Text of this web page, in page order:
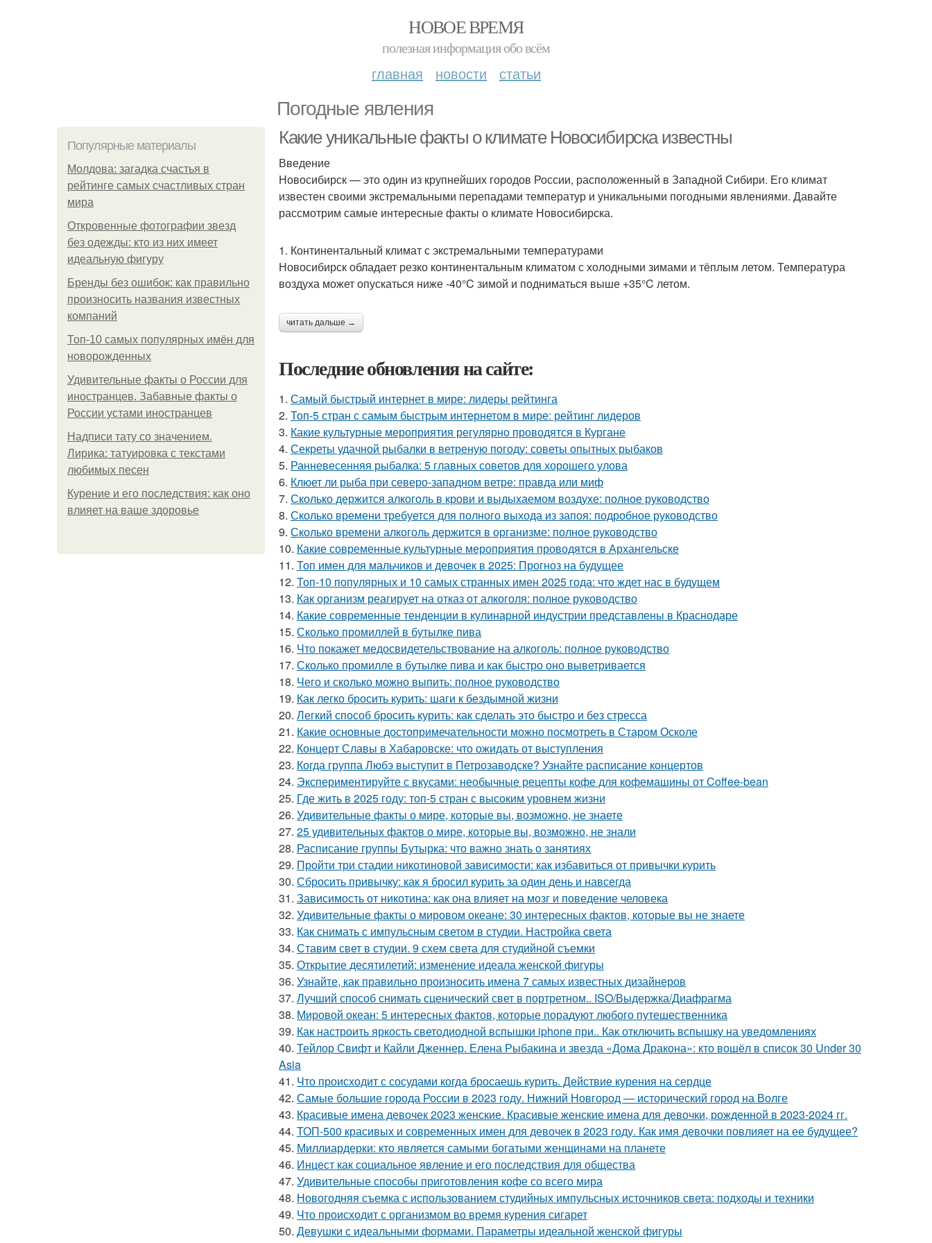
НОВОЕ ВРЕМЯ
полезная информация обо всём
главная новости статьи
Погодные явления
Популярные материалы
Молдова: загадка счастья в
рейтинге самых счастливых стран
мира
Откровенные фотографии звезд
без одежды: кто из них имеет
идеальную фигуру
Бренды без ошибок: как правильно
произносить названия известных
компаний
Топ-10 самых популярных имён для
новорожденных
Удивительные факты о России для
иностранцев. Забавные факты о
России устами иностранцев
Надписи тату со значением.
Лирика: татуировка с текстами
любимых песен
Курение и его последствия: как оно
влияет на ваше здоровье
Какие уникальные факты о климате Новосибирска известны
Введение
Новосибирск — это один из крупнейших городов России, расположенный в Западной Сибири. Его климат
известен своими экстремальными перепадами температур и уникальными погодными явлениями. Давайте
рассмотрим самые интересные факты о климате Новосибирска.
1. Континентальный климат с экстремальными температурами
Новосибирск обладает резко континентальным климатом с холодными зимами и тёплым летом. Температура
воздуха может опускаться ниже -40°C зимой и подниматься выше +35°C летом.
читать дальше →
Последние обновления на сайте:
1. Самый быстрый интернет в мире: лидеры рейтинга
2. Топ-5 стран с самым быстрым интернетом в мире: рейтинг лидеров
3. Какие культурные мероприятия регулярно проводятся в Кургане
4. Секреты удачной рыбалки в ветреную погоду: советы опытных рыбаков
5. Ранневесенняя рыбалка: 5 главных советов для хорошего улова
6. Клюет ли рыба при северо-западном ветре: правда или миф
7. Сколько держится алкоголь в крови и выдыхаемом воздухе: полное руководство
8. Сколько времени требуется для полного выхода из запоя: подробное руководство
9. Сколько времени алкоголь держится в организме: полное руководство
10. Какие современные культурные мероприятия проводятся в Архангельске
11. Топ имен для мальчиков и девочек в 2025: Прогноз на будущее
12. Топ-10 популярных и 10 самых странных имен 2025 года: что ждет нас в будущем
13. Как организм реагирует на отказ от алкоголя: полное руководство
14. Какие современные тенденции в кулинарной индустрии представлены в Краснодаре
15. Сколько промиллей в бутылке пива
16. Что покажет медосвидетельствование на алкоголь: полное руководство
17. Сколько промилле в бутылке пива и как быстро оно выветривается
18. Чего и сколько можно выпить: полное руководство
19. Как легко бросить курить: шаги к бездымной жизни
20. Легкий способ бросить курить: как сделать это быстро и без стресса
21. Какие основные достопримечательности можно посмотреть в Старом Осколе
22. Концерт Славы в Хабаровске: что ожидать от выступления
23. Когда группа Любэ выступит в Петрозаводске? Узнайте расписание концертов
24. Экспериментируйте с вкусами: необычные рецепты кофе для кофемашины от Coffee-bean
25. Где жить в 2025 году: топ-5 стран с высоким уровнем жизни
26. Удивительные факты о мире, которые вы, возможно, не знаете
27. 25 удивительных фактов о мире, которые вы, возможно, не знали
28. Расписание группы Бутырка: что важно знать о занятиях
29. Пройти три стадии никотиновой зависимости: как избавиться от привычки курить
30. Сбросить привычку: как я бросил курить за один день и навсегда
31. Зависимость от никотина: как она влияет на мозг и поведение человека
32. Удивительные факты о мировом океане: 30 интересных фактов, которые вы не знаете
33. Как снимать с импульсным светом в студии. Настройка света
34. Ставим свет в студии. 9 схем света для студийной съемки
35. Открытие десятилетий: изменение идеала женской фигуры
36. Узнайте, как правильно произносить имена 7 самых известных дизайнеров
37. Лучший способ снимать сценический свет в портретном.. ISO/Выдержка/Диафрагма
38. Мировой океан: 5 интересных фактов, которые порадуют любого путешественника
39. Как настроить яркость светодиодной вспышки iphone при.. Как отключить вспышку на уведомлениях
40. Тейлор Свифт и Кайли Дженнер. Елена Рыбакина и звезда «Дома Дракона»: кто вошёл в список 30 Under 30
Asia
41. Что происходит с сосудами когда бросаешь курить. Действие курения на сердце
42. Самые большие города России в 2023 году. Нижний Новгород — исторический город на Волге
43. Красивые имена девочек 2023 женские. Красивые женские имена для девочки, рожденной в 2023-2024 гг.
44. ТОП-500 красивых и современных имен для девочек в 2023 году. Как имя девочки повлияет на ее будущее?
45. Миллиардерки: кто является самыми богатыми женщинами на планете
46. Инцест как социальное явление и его последствия для общества
47. Удивительные способы приготовления кофе со всего мира
48. Новогодняя съемка с использованием студийных импульсных источников света: подходы и техники
49. Что происходит с организмом во время курения сигарет
50. Девушки с идеальными формами. Параметры идеальной женской фигуры